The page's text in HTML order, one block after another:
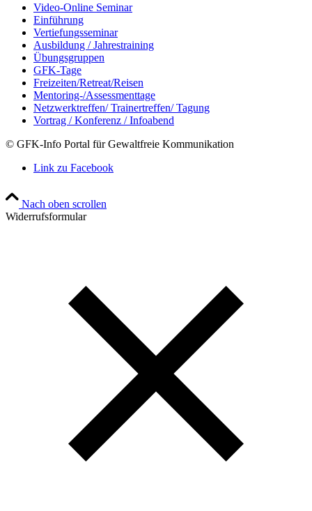
Video-Online Seminar
Einführung
Vertiefungsseminar
Ausbildung / Jahrestraining
Übungsgruppen
GFK-Tage
Freizeiten/Retreat/Reisen
Mentoring-/Assessmenttage
Netzwerktreffen/ Trainertreffen/ Tagung
Vortrag / Konferenz / Infoabend
© GFK-Info Portal für Gewaltfreie Kommunikation
Link zu Facebook
Nach oben scrollen
Widerrufsformular